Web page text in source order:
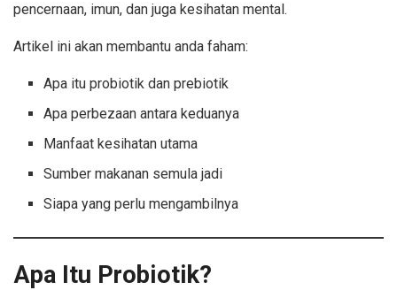
pencernaan, imun, dan juga kesihatan mental.
Artikel ini akan membantu anda faham:
Apa itu probiotik dan prebiotik
Apa perbezaan antara keduanya
Manfaat kesihatan utama
Sumber makanan semula jadi
Siapa yang perlu mengambilnya
Apa Itu Probiotik?